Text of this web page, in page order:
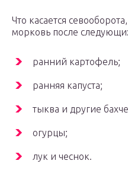
Что касается
морковь после
ранний картофель;
ранняя капуста;
тыква и другие
огурцы;
лук и чеснок.